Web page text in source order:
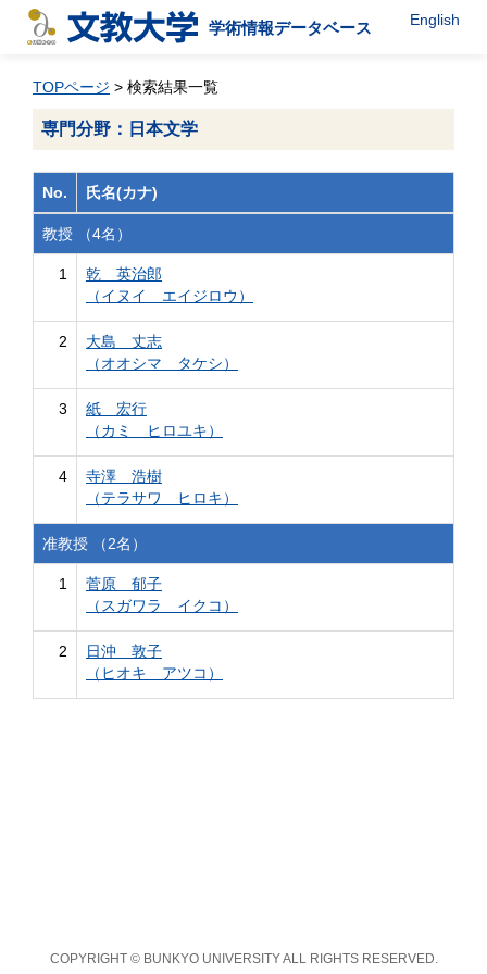
学術情報データベース English
TOPページ > 検索結果一覧
専門分野：日本文学
No. 氏名(カナ)
教授 （4名）
1
乾 英治郎
（イヌイ エイジロウ）
2
大島 丈志
（オオシマ タケシ）
3
紙 宏行
（カミ ヒロユキ）
4
寺澤 浩樹
（テラサワ ヒロキ）
准教授 （2名）
1
菅原 郁子
（スガワラ イクコ）
2
日沖 敦子
（ヒオキ アツコ）
COPYRIGHT © BUNKYO UNIVERSITY ALL RIGHTS RESERVED.